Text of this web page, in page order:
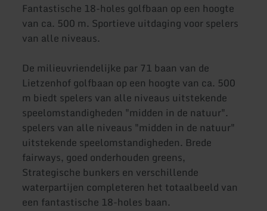
Fantastische 18-holes golfbaan op een hoogte
van ca. 500 m. Sportieve uitdaging voor spelers
van alle niveaus.
De milieuvriendelijke par 71 baan van de
Lietzenhof golfbaan op een hoogte van ca. 500
m biedt spelers van alle niveaus uitstekende
speelomstandigheden "midden in de natuur".
spelers van alle niveaus "midden in de natuur"
uitstekende speelomstandigheden. Brede
fairways, goed onderhouden greens,
Strategische bunkers en verschillende
waterpartijen completeren het totaalbeeld van
een fantastische 18-holes baan.